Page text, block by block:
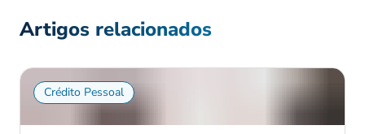
Artigos relacionados
Crédito Pessoal